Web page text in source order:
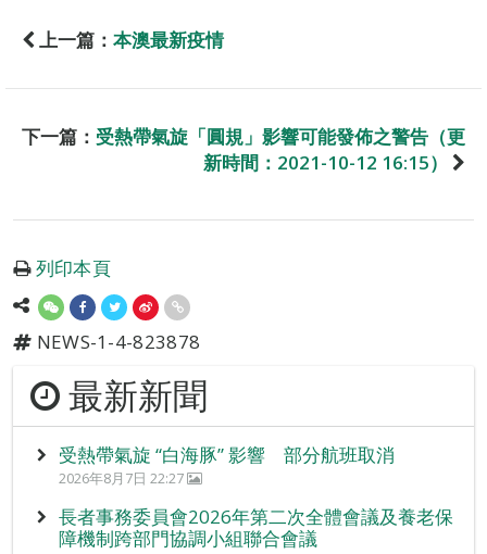
上一篇： 本澳最新疫情
下一篇： 受熱帶氣旋「圓規」影響可能發佈之警告（更
新時間：2021-10-12 16:15）
列印本頁
NEWS-1-4-823878
最新新聞
受熱帶氣旋 “白海豚” 影響 部分航班取消
2026年8月7日 22:27
長者事務委員會2026年第二次全體會議及養老保
障機制跨部門協調小組聯合會議